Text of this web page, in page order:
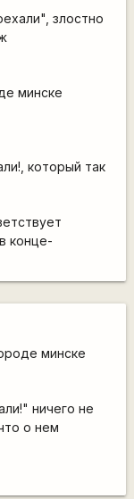
злостно
минске
который так
конце-
минске
ничего не
о нем